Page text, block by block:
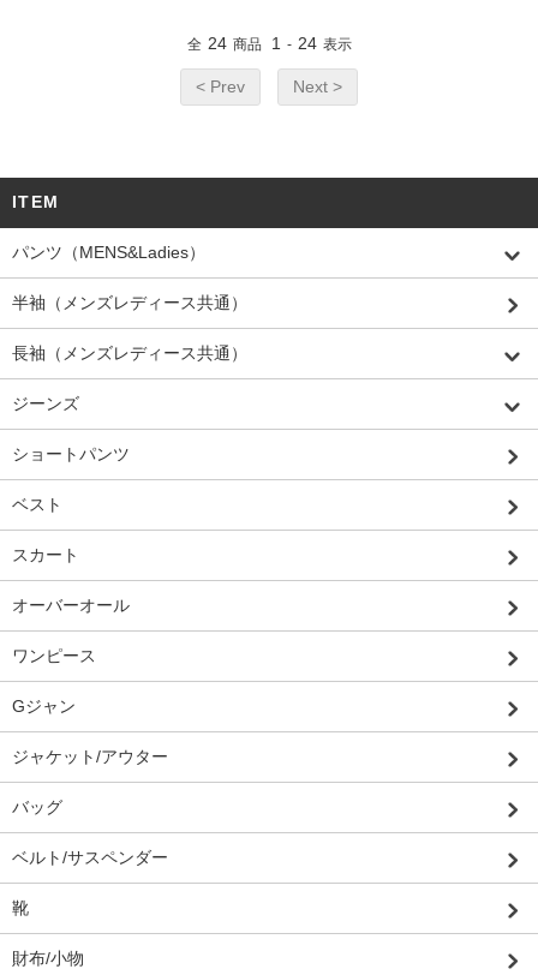
全 24 商品 1 - 24 表示
< Prev Next >
ITEM
パンツ（MENS&Ladies）
半袖（メンズレディース共通）
長袖（メンズレディース共通）
ジーンズ
ショートパンツ
ベスト
スカート
オーバーオール
ワンピース
Gジャン
ジャケット/アウター
バッグ
ベルト/サスペンダー
靴
財布/小物